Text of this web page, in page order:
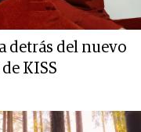
detrás del nuevo
KISS